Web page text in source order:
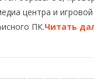
центра и
ПК.Читать